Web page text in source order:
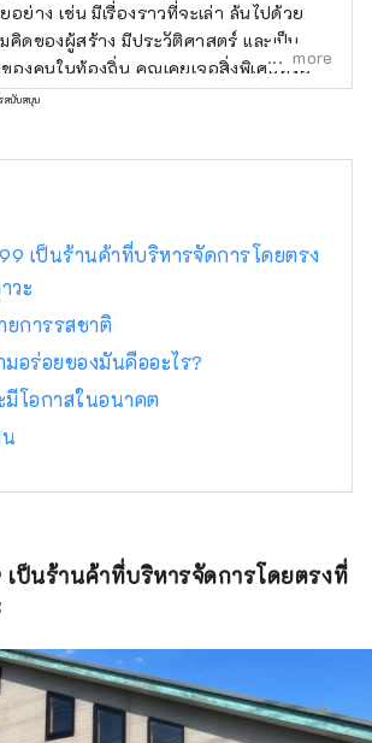
อย่าง เช่น มีเรื่องราวที่จะเล่า ล้นไปด้วย
คิดของผู้สร้าง มีประวัติศาสตร์ และเป็น
องคนในท้องถิ่น คุณเคยเจอสิ่งพิเศษหรือ
บการณ์ที่ทำให้คุณอยากบอกใครสักคน
ละให้ข้อมูลที่จะช่วยลดระยะห่างทาง
ณ์ระหว่างลูกค้าและภูมิภาคของจังหวัดเฮีย
จะถูกส่งไป .
more
สนับสนุน
เป็นร้านค้าที่บริหารจัดการโดยตรง
วะ
ยการรสชาติ
มอร่อยของมันคืออะไร?
มีโอกาสในอนาคต
เป็นร้านค้าที่บริหารจัดการโดยตรงที่